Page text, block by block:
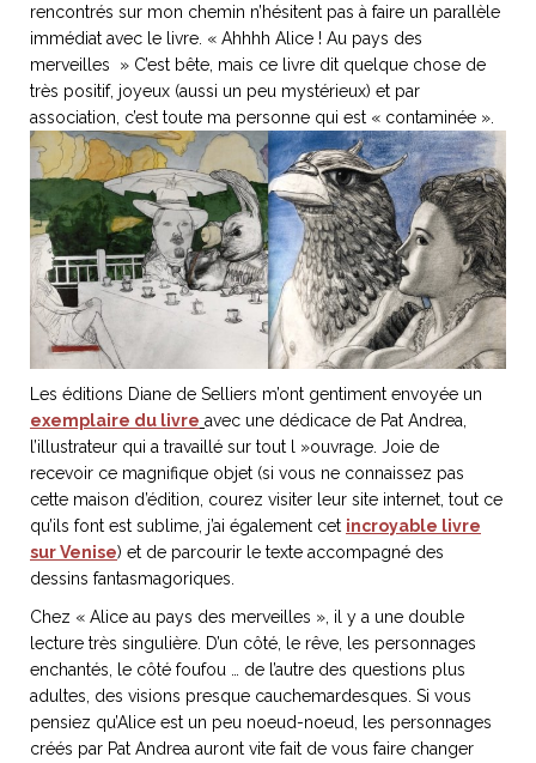
du
ART DE VIVRE ITALIEN
Notre palette
Virtuosa Venezia
ART ET DESIGN
rencontrés sur mon chemin n’hésitent pas à faire un parallèle
immédiat avec le livre. « Ahhhh Alice ! Au pays des
merveilles » C’est bête, mais ce livre dit quelque chose de
très positif, joyeux (aussi un peu mystérieux) et par
association, c’est toute ma personne qui est « contaminée ».
Les éditions Diane de Selliers m’ont gentiment envoyée un
exemplaire du livre avec une dédicace de Pat Andrea,
l’illustrateur qui a travaillé sur tout l »ouvrage. Joie de
recevoir ce magnifique objet (si vous ne connaissez pas
cette maison d’édition, courez visiter leur site internet, tout ce
qu’ils font est sublime, j’ai également cet incroyable livre
sur Venise) et de parcourir le texte accompagné des
dessins fantasmagoriques.
Chez « Alice au pays des merveilles », il y a une double
lecture très singulière. D’un côté, le rêve, les personnages
enchantés, le côté foufou … de l’autre des questions plus
adultes, des visions presque cauchemardesques. Si vous
pensiez qu’Alice est un peu noeud-noeud, les personnages
créés par Pat Andrea auront vite fait de vous faire changer